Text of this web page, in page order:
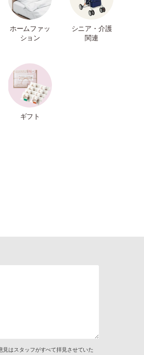
ホームファッ
ション
シニア・介護
関連
ギフト
はスタッフがすべて拝見させていた